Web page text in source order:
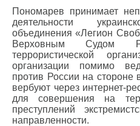
Пономарев принимает
деятельности
объединения «Легион
Верховным Судом
террористической
организации помимо
против России на
вербуют через интернет-
для совершения на
преступлений
направленности.